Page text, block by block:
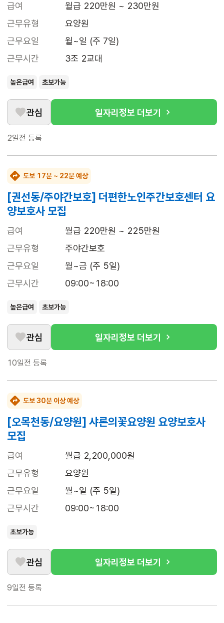
급여
월급 220만원 ~ 230만원
근무유형
요양원
근무요일
월~일 (주 7일)
근무시간
3조 2교대
높은급여 초보가능
관심 일자리정보 더보기
2일전 등록
도보 17분 ~ 22분 예상
[권선동/주야간보호] 더편한노인주간보호센터 요
양보호사 모집
급여
월급 220만원 ~ 225만원
근무유형
주야간보호
근무요일
월~금 (주 5일)
근무시간
09:00~18:00
높은급여 초보가능
관심 일자리정보 더보기
10일전 등록
도보 30분 이상 예상
[오목천동/요양원] 샤론의꽃요양원 요양보호사
모집
급여
월급 2,200,000원
근무유형
요양원
근무요일
월~일 (주 5일)
근무시간
09:00~18:00
초보가능
관심 일자리정보 더보기
9일전 등록